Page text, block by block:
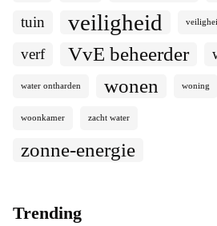
tuin veiligheid
verf VvE beheerder
water ontharden wonen woning
woonkamer zacht water
zonne-energie
Trending